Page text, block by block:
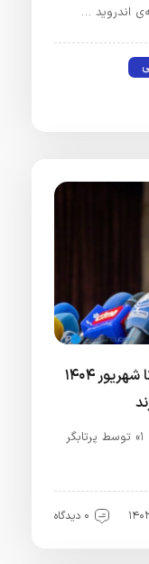
…
وزیر ارتباطات: همه شهرهای کشور تا شهریور ۱۴۰۴
ماهواره «پارس ۱» توسط پرتابگر